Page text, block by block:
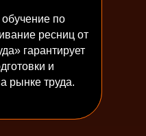
по
ресниц от
гарантирует
и
рынке труда.